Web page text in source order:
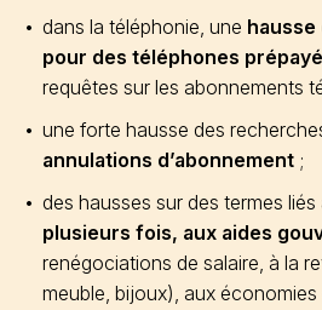
dans la téléphonie, une
pour des téléphones
requêtes sur les abonnements
une forte hausse des
annulations d’abonnement ;
des hausses sur des termes liés
plusieurs fois, aux aides
renégociations de salaire, à la
meuble, bijoux), aux économies